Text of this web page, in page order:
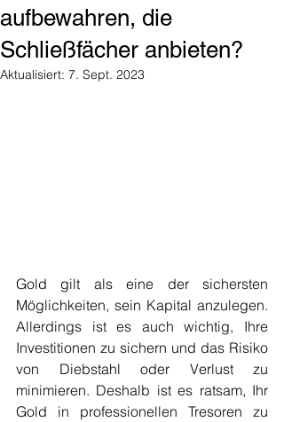
aufbewahren, die
Schließfächer anbieten?
Aktualisiert: 7. Sept. 2023
Gold gilt als eine der sichersten
Möglichkeiten, sein Kapital anzulegen.
Allerdings ist es auch wichtig, Ihre
Investitionen zu sichern und das Risiko
von Diebstahl oder Verlust zu
minimieren. Deshalb ist es ratsam, Ihr
Gold in professionellen Tresoren zu